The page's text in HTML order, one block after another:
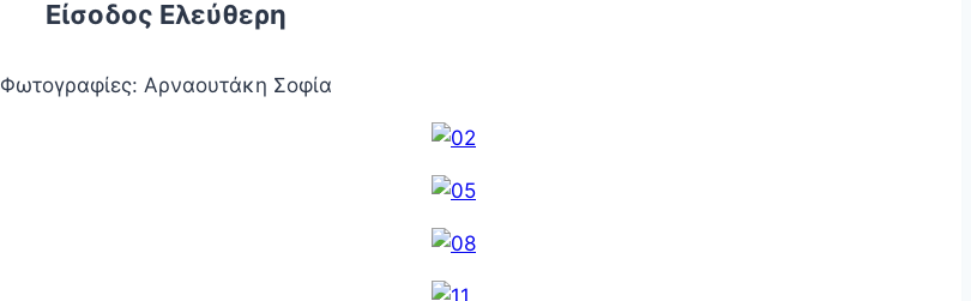
Είσοδος Ελεύθερη
Φωτογραφίες: Αρναουτάκη Σοφία